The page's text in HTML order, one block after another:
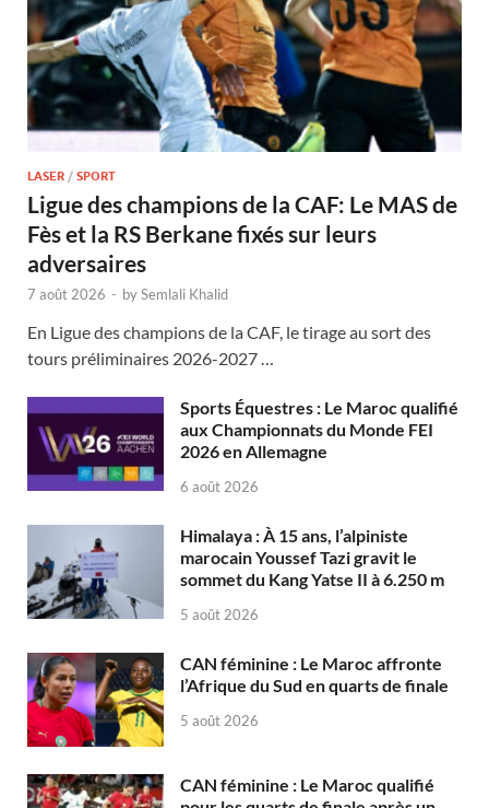
LASER / SPORT
Ligue des champions de la CAF: Le MAS de
Fès et la RS Berkane fixés sur leurs
adversaires
7 août 2026 - bySemlali Khalid
En Ligue des champions de la CAF, le tirage au sort des
tours préliminaires 2026-2027 …
Sports Équestres : Le Maroc qualifié
aux Championnats du Monde FEI
2026 en Allemagne
6 août 2026
Himalaya : À 15 ans, l’alpiniste
marocain Youssef Tazi gravit le
sommet du Kang Yatse II à 6.250 m
5 août 2026
CAN féminine : Le Maroc affronte
l’Afrique du Sud en quarts de finale
5 août 2026
CAN féminine : Le Maroc qualifié